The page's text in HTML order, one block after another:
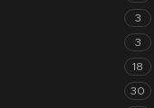
3
3
18
30